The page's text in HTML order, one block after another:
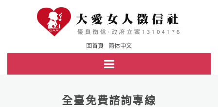
回首頁 简体中文
全臺免費諮詢專線